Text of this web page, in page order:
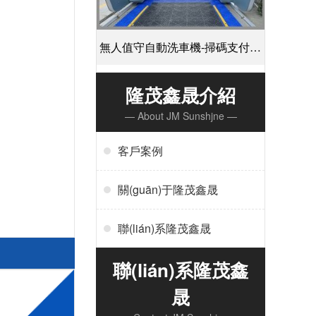
無人值守自動洗車機-掃碼支付24
小時不停機洗車[隆茂鑫晟]
隆茂鑫晟介紹
— About JM Sunshjne —
客戶案例
關(guān)于隆茂鑫晟
聯(lián)系隆茂鑫晟
聯(lián)系隆茂鑫
晟